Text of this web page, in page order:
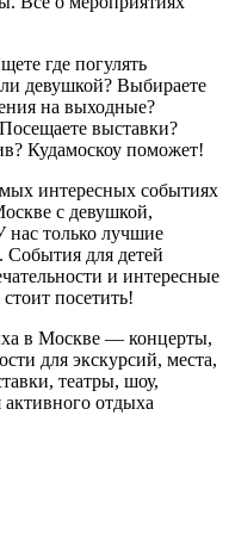
где погулять
девушкой? Выбираете
на выходные?
выставки?
Кудамоскоу поможет!
интересных событиях
с девушкой,
только лучшие
для детей
и интересные
посетить!
в Москве — концерты,
для экскурсий, места,
театры, шоу,
отдыха